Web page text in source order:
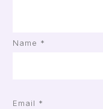
Name *
Email *